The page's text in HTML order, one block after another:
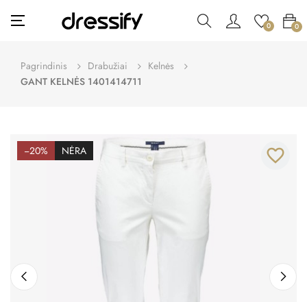
Toggle
navigation
☰ 0 0
Pagrindinis Drabužiai
Kelnės
GANT KELNĖS 1401414711
−20% NĖRA favorite_border